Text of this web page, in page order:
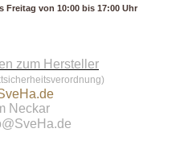
Freitag von 10:00 bis 17:00 Uhr
zum Hersteller
Neckar